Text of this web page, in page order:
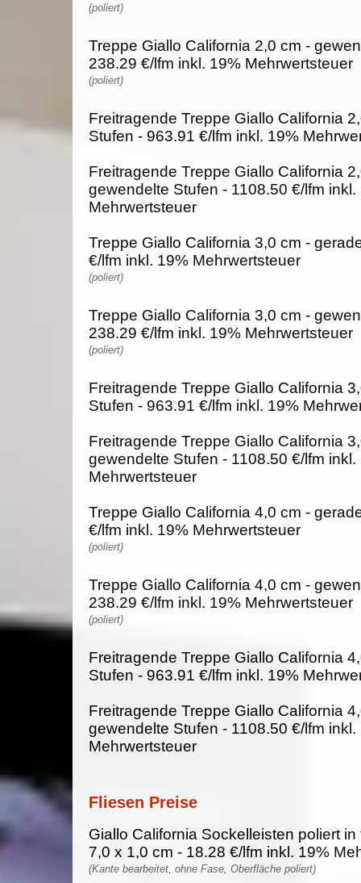
(poliert)
Treppe Giallo California 2,0 cm -
238.29 €/lfm inkl. 19% Mehrwertsteuer
(poliert)
Freitragende Treppe Giallo California
Stufen - 963.91 €/lfm inkl. 19%
Freitragende Treppe Giallo California
gewendelte Stufen - 1108.50 €/lfm inkl.
Mehrwertsteuer
Treppe Giallo California 3,0 cm -
€/lfm inkl. 19% Mehrwertsteuer
(poliert)
Treppe Giallo California 3,0 cm -
238.29 €/lfm inkl. 19% Mehrwertsteuer
(poliert)
Freitragende Treppe Giallo California
Stufen - 963.91 €/lfm inkl. 19%
Freitragende Treppe Giallo California
gewendelte Stufen - 1108.50 €/lfm inkl.
Mehrwertsteuer
Treppe Giallo California 4,0 cm -
€/lfm inkl. 19% Mehrwertsteuer
(poliert)
Treppe Giallo California 4,0 cm -
238.29 €/lfm inkl. 19% Mehrwertsteuer
(poliert)
Freitragende Treppe Giallo California
Stufen - 963.91 €/lfm inkl. 19%
Freitragende Treppe Giallo California
gewendelte Stufen - 1108.50 €/lfm inkl.
Mehrwertsteuer
Fliesen Preise
Giallo California Sockelleisten poliert
7,0 x 1,0 cm - 18.28 €/lfm inkl. 19%
(Kante bearbeitet, ohne Fase, Oberfläche poliert)